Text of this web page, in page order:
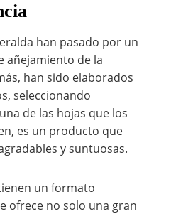
han pasado por un
añejamiento de la
han sido elaborados
seleccionando
de las hojas que los
es un producto que
y suntuosas.
un formato
ofrece no solo una gran